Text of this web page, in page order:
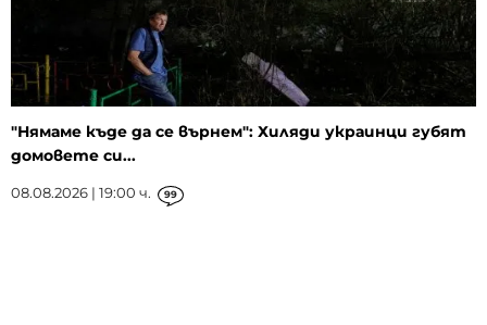
"Нямаме къде да се върнем": Хиляди украинци губят
домовете си...
08.08.2026 | 19:00 ч. 99